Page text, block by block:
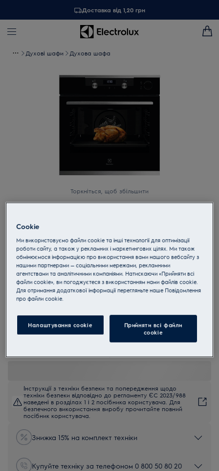
Доставка від 1,20 грн
Духові шафи Духова шафа
Торкніться, щоб збільшити
OKC5H50X
Духова шафа з парою OKC5H50X
SteamCrisp PRO 700
4.9 (85)
EU керівництво
Переваги
температурах, завдяки чому вони залишаються соковитими.
SteamCrisp не дає страві висохнути і тому ідеально підходить для
випікання та смаження.
Підтримуйте чистоту духової шафи природньо, за допомогою
пари, використовуючи AquaClean.
Інструкції з техніки безпеки та попередження щодо
техніки безпеки відповідно до регламенту ЄС 2023/988
наведені в розділах 1 і 2 посібника користувача. Для
безпечного використання виробу прочитайте повний
посібник користувача.
Знижка 15% на комплект техніки
Купуйте техніку за телефоном 0 800 50 80 20
Cookie
Ми використовуємо файли cookie та інші технології для оптимізації
роботи сайту, а також у рекламних і маркетингових цілях. Ми також
обмінюємося інформацією про використання вами нашого вебсайту з
нашими партнерами — соціальними мережами, рекламними
агентствами та аналітичними компаніями. Натискаючи «Прийняти всі
файли cookie», ви погоджуєтеся з використанням нами файлів cookie.
Для отримання додаткової інформації перегляньте наше Пoвідомлення
прo файли cookie.
Налаштування cookie
Прийняти всі файли
сookie